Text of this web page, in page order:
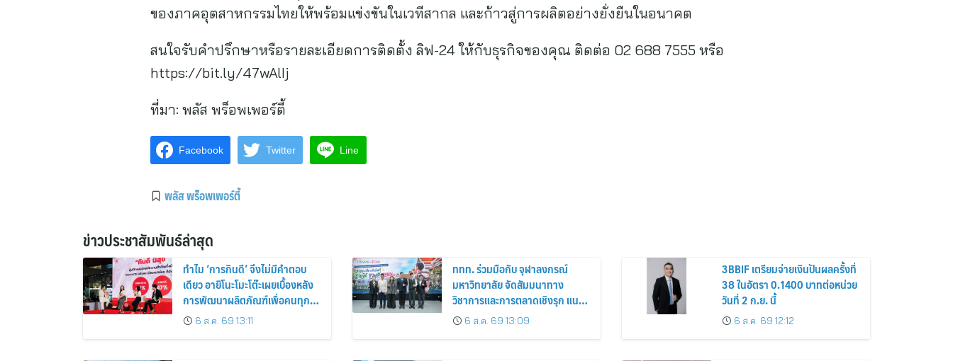
ของภาคอุตสาหกรรมไทยให้พร้อมแข่งขันในเวทีสากล และก้าวสู่การผลิตอย่างยั่งยืนในอนาคต
สนใจรับคำปรึกษาหรือรายละเอียดการติดตั้ง ลิฟ-24 ให้กับธุรกิจของคุณ ติดต่อ 02 688 7555 หรือ
https://bit.ly/47wAlIj
ที่มา: พลัส พร็อพเพอร์ตี้
Facebook Twitter Line
พลัส พร็อพเพอร์ตี้
ข่าวประชาสัมพันธ์ล่าสุด
ทำไม ‘การกินดี’ จึงไม่มีคำตอบ
เดียว อายิโนะโมะโต๊ะเผยเบื้องหลัง
การพัฒนาผลิตภัณฑ์เพื่อคนทุก
ไลฟ์สไตล์
6 ส.ค. 69 13:11
ททท. ร่วมมือกับ จุฬาลงกรณ์
มหาวิทยาลัย จัดสัมมนาทาง
วิชาการและการตลาดเชิงรุก แนะ
เคล็ดลับปรับธุรกิจท่องเที่ยวไทย
“ขายได้ ขายดี ขายนาน”
6 ส.ค. 69 13:09
3BBIF เตรียมจ่ายเงินปันผลครั้งที่
38 ในอัตรา 0.1400 บาทต่อหน่วย
วันที่ 2 ก.ย. นี้
6 ส.ค. 69 12:12